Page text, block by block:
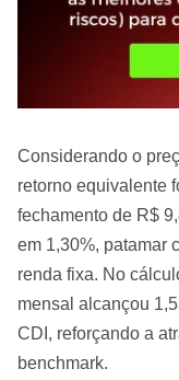
Considerando o
retorno equivalente
fechamento de R$
em 1,30%, patamar
renda fixa. No
mensal alcançou
CDI, reforçando a
benchmark.